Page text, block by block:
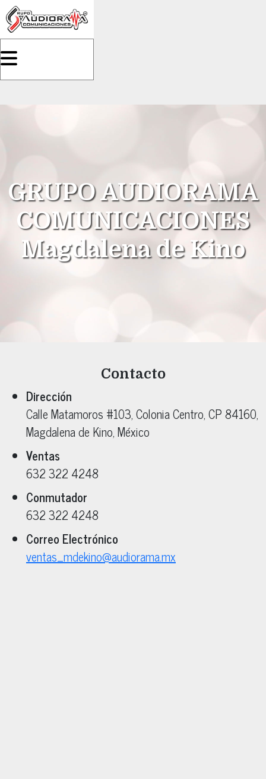
GRUPO AUDIORAMA
COMUNICACIONES
Magdalena de Kino
Contacto
Dirección
Calle Matamoros #103, ColoniaCentro, CP84160,
Magdalena de Kino, México
Ventas
632 322 4248
Conmutador
632 322 4248
Correo Electrónico
ventas_mdekino@audiorama.mx